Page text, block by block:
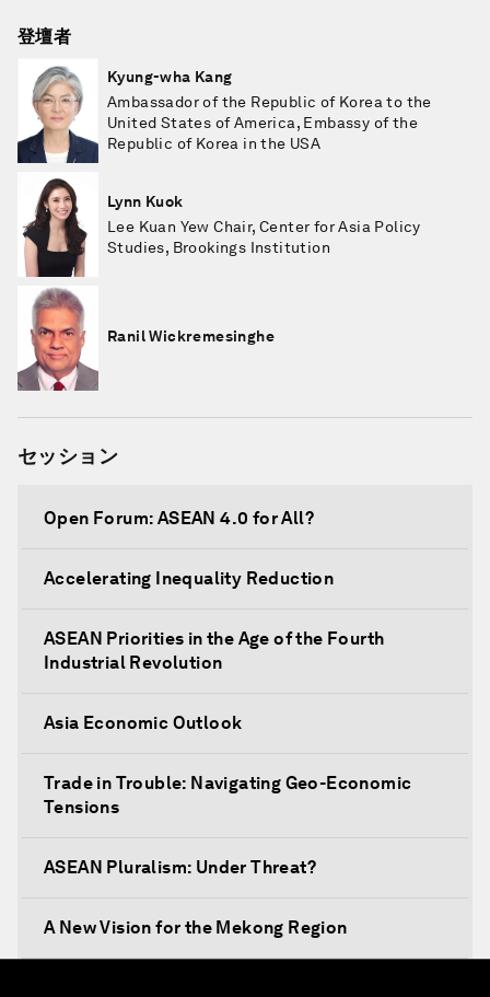
登壇者
Kyung-wha Kang
Ambassador of the Republic of Korea to the
United States of America, Embassy of the
Republic of Korea in the USA
Lynn Kuok
Lee Kuan Yew Chair, Center for Asia Policy
Studies, Brookings Institution
Ranil Wickremesinghe
セッション
Open Forum: ASEAN 4.0 for All?
Accelerating Inequality Reduction
ASEAN Priorities in the Age of the Fourth
Industrial Revolution
Asia Economic Outlook
Trade in Trouble: Navigating Geo-Economic
Tensions
ASEAN Pluralism: Under Threat?
A New Vision for the Mekong Region